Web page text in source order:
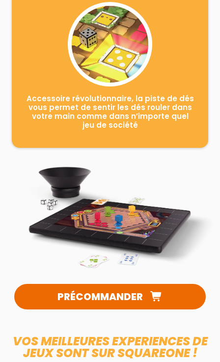
Accessoire révolutionnaire, la piste de dés
vous permet de sentir les dés rouler dans
votre main comme dans n’importe quel
jeu de société
PRÉCOMMANDER
VOS MEILLEURES EXPERIENCES DE
JEUX SONT SUR SQUAREONE !